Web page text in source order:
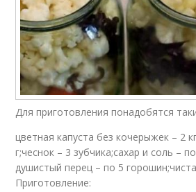
Для приготовления понадобятся
цветная капуста без кочерыжек – 2
г;чеснок – 3 зубчика;сахар и соль –
душистый перец – по 5
Приготовление: